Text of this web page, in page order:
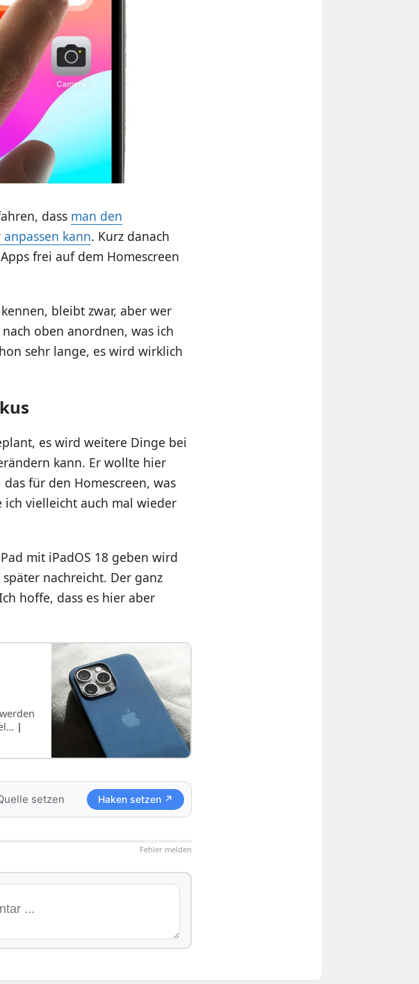
dass man den
kann. Kurz danach
frei auf dem Homescreen
bleibt zwar, aber wer
oben anordnen, was ich
sehr lange, es wird wirklich
es wird weitere Dinge bei
kann. Er wollte hier
für den Homescreen, was
ich vielleicht auch mal wieder
mit iPadOS 18 geben wird
nachreicht. Der ganz
hoffe, dass es hier aber
|
setzen Haken setzen ↗
Fehler melden